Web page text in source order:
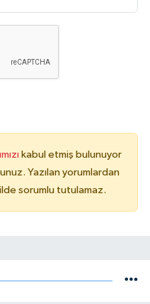
kabul etmiş bulunuyor
Yazılan yorumlardan
sorumlu tutulamaz.